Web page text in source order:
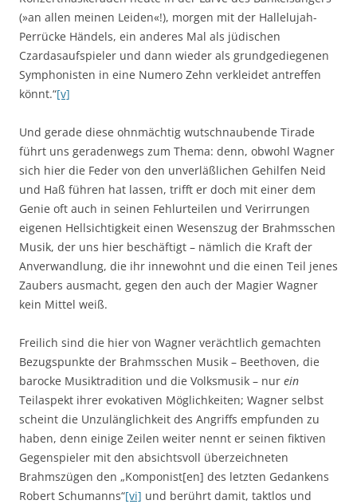
(»an allen meinen Leiden«!), morgen mit der Hallelujah-
Perrücke Händels, ein anderes Mal als jüdischen
Czardasaufspieler und dann wieder als grundgediegenen
Symphonisten in eine Numero Zehn verkleidet antreffen
könnt.“[v]
Und gerade diese ohnmächtig wutschnaubende Tirade
führt uns geradenwegs zum Thema: denn, obwohl Wagner
sich hier die Feder von den unverläßlichen Gehilfen Neid
und Haß führen hat lassen, trifft er doch mit einer dem
Genie oft auch in seinen Fehlurteilen und Verirrungen
eigenen Hellsichtigkeit einen Wesenszug der Brahmsschen
Musik, der uns hier beschäftigt – nämlich die Kraft der
Anverwandlung, die ihr innewohnt und die einen Teil jenes
Zaubers ausmacht, gegen den auch der Magier Wagner
kein Mittel weiß.
Freilich sind die hier von Wagner verächtlich gemachten
Bezugspunkte der Brahmsschen Musik ­– Beethoven, die
barocke Musiktradition und die Volksmusik – nur ein
Teilaspekt ihrer evokativen Möglichkeiten; Wagner selbst
scheint die Unzulänglichkeit des Angriffs empfunden zu
haben, denn einige Zeilen weiter nennt er seinen fiktiven
Gegenspieler mit den absichtsvoll überzeichneten
Brahmszügen den „Komponist[en] des letzten Gedankens
Robert Schumanns“[vi] und berührt damit, taktlos und